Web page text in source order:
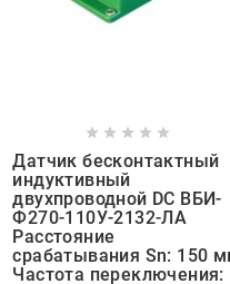
    
Датчик бесконтактный
индуктивный
двухпроводной DC ВБИ-
Ф270-110У-2132-ЛА
Расстояние
срабатывания Sn: 150
Частота переключения: